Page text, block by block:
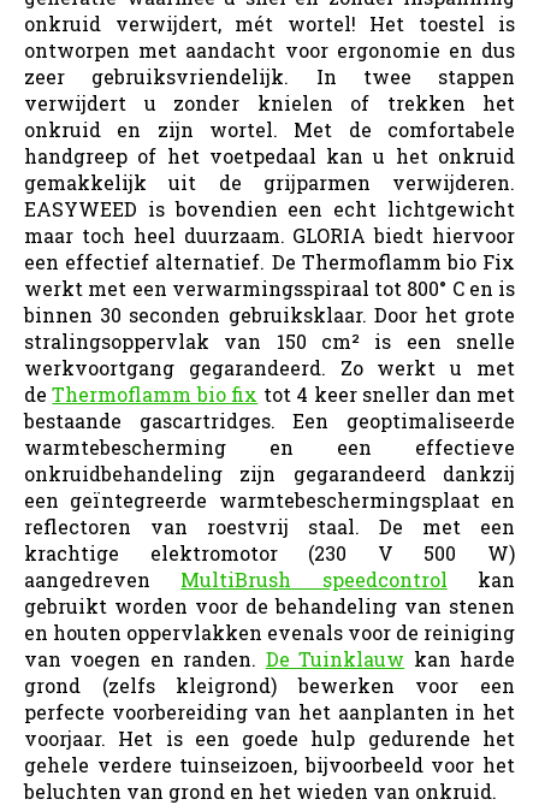
onkruid verwijdert, mét wortel! Het toestel is
ontworpen met aandacht voor ergonomie en dus
zeer gebruiksvriendelijk. In twee stappen
verwijdert u zonder knielen of trekken het
onkruid en zijn wortel. Met de comfortabele
handgreep of het voetpedaal kan u het onkruid
gemakkelijk uit de grijparmen verwijderen.
EASYWEED is bovendien een echt lichtgewicht
maar toch heel duurzaam. GLORIA biedt hiervoor
een effectief alternatief. De Thermoflamm bio Fix
werkt met een verwarmingsspiraal tot 800° C en is
binnen 30 seconden gebruiksklaar. Door het grote
stralingsoppervlak van 150 cm² is een snelle
werkvoortgang gegarandeerd. Zo werkt u met
deThermoflamm bio fix tot 4 keer sneller dan met
bestaande gascartridges. Een geoptimaliseerde
warmtebescherming en een effectieve
onkruidbehandeling zijn gegarandeerd dankzij
een geïntegreerde warmtebeschermingsplaat en
reflectoren van roestvrij staal. De met een
krachtige elektromotor (230 V 500 W)
aangedreven MultiBrush speedcontrol kan
gebruikt worden voor de behandeling van stenen
en houten oppervlakken evenals voor de reiniging
van voegen en randen. De Tuinklauw kan harde
grond (zelfs kleigrond) bewerken voor een
perfecte voorbereiding van het aanplanten in het
voorjaar. Het is een goede hulp gedurende het
gehele verdere tuinseizoen, bijvoorbeeld voor het
beluchten van grond en het wieden van onkruid.